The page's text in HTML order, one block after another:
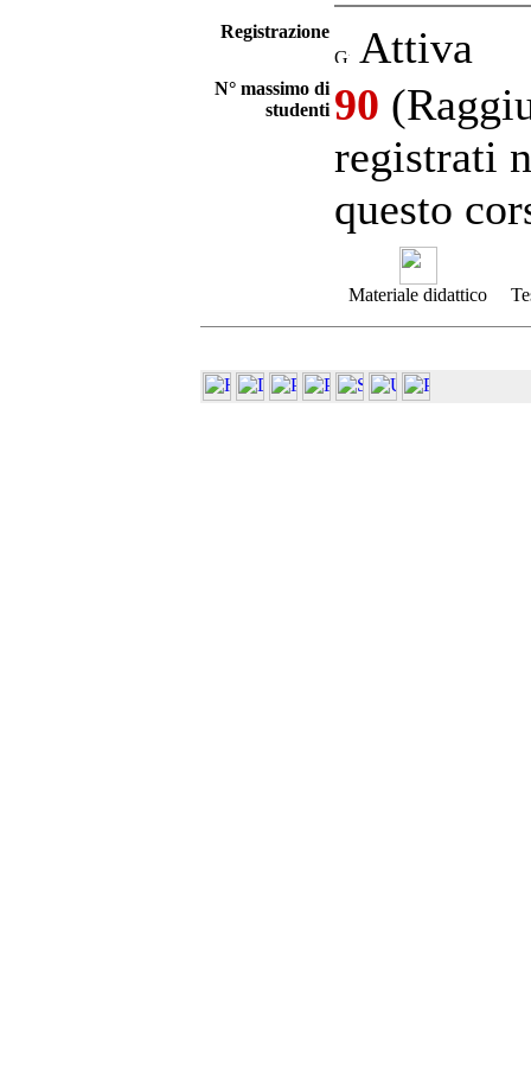
Registrazione Attiva
N° massimo di
studenti 90
registrati
questo
Materiale didattico